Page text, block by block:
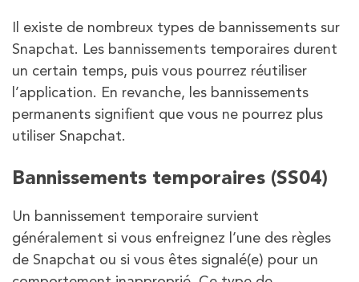
Il existe de nombreux types de bannissements sur
Snapchat. Les bannissements temporaires durent
un certain temps, puis vous pourrez réutiliser
l’application. En revanche, les bannissements
permanents signifient que vous ne pourrez plus
utiliser Snapchat.
Bannissements temporaires (SS04)
Un bannissement temporaire survient
généralement si vous enfreignez l’une des règles
de Snapchat ou si vous êtes signalé(e) pour un